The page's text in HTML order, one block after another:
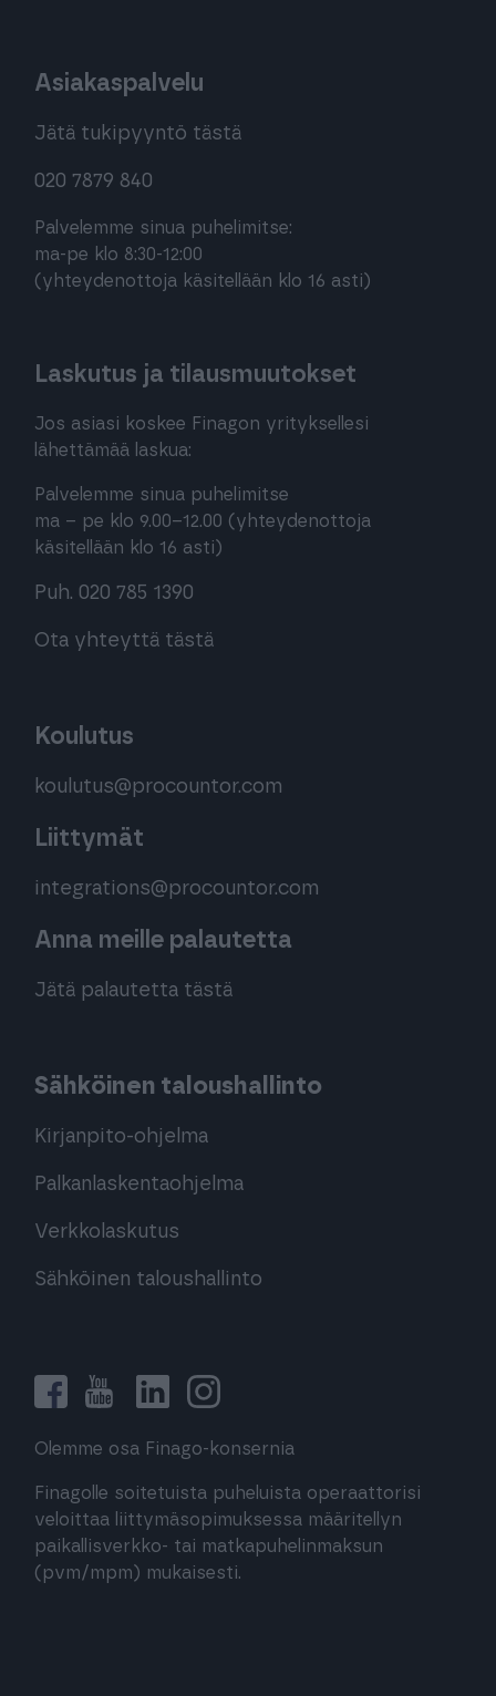
Asiakaspalvelu
Jätä tukipyyntö tästä
020 7879 840
Palvelemme sinua puhelimitse:
ma-pe klo 8:30-12:00
(yhteydenottoja käsitellään klo 16 asti)
Laskutus ja tilausmuutokset
Jos asiasi koskee Finagon yrityksellesi
lähettämää laskua:
Palvelemme sinua puhelimitse
ma – pe klo 9.00–12.00 (yhteydenottoja
käsitellään klo 16 asti)
Puh. 020 785 1390
Ota yhteyttä tästä
Koulutus
koulutus@procountor.com
Liittymät
integrations@procountor.com
Anna meille palautetta
Jätä palautetta tästä
Sähköinen taloushallinto
Kirjanpito-ohjelma
Palkanlaskentaohjelma
Verkkolaskutus
Sähköinen taloushallinto
Olemme osa Finago-konsernia
Finagolle soitetuista puheluista operaattorisi
veloittaa liittymäsopimuksessa määritellyn
paikallisverkko- tai matkapuhelinmaksun
(pvm/mpm) mukaisesti.